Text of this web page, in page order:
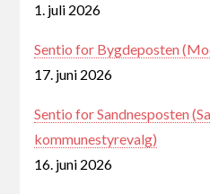
1. juli 2026
Sentio for Bygdeposten
17. juni 2026
Sentio for Sandnesposten
kommunestyrevalg)
16. juni 2026